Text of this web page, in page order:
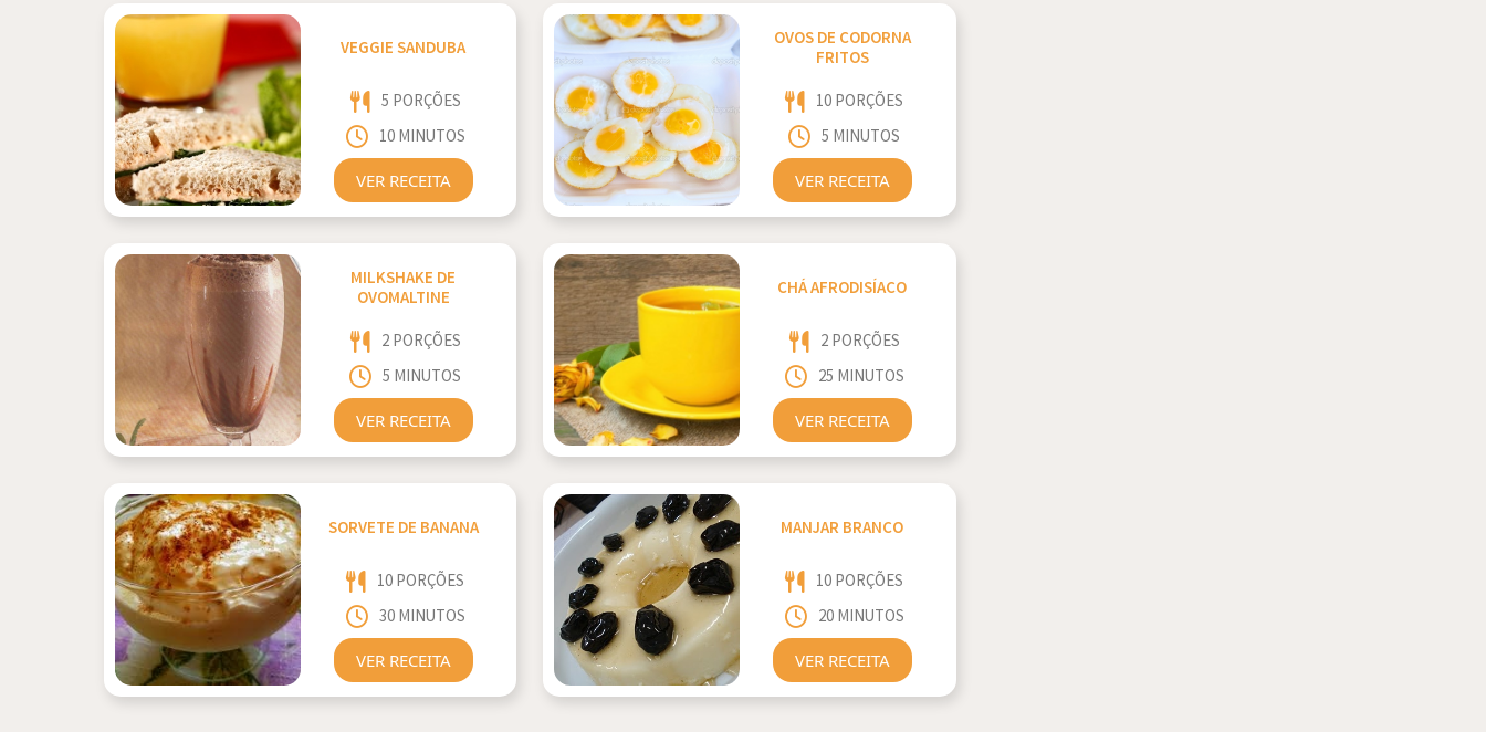
VEGGIE SANDUBA
5 PORÇÕES
10 MINUTOS
VER RECEITA
OVOS DE CODORNA
FRITOS
10 PORÇÕES
5 MINUTOS
VER RECEITA
MILKSHAKE DE
OVOMALTINE
2 PORÇÕES
5 MINUTOS
VER RECEITA
CHÁ AFRODISÍACO
2 PORÇÕES
25 MINUTOS
VER RECEITA
SORVETE DE BANANA
10 PORÇÕES
30 MINUTOS
VER RECEITA
MANJAR BRANCO
10 PORÇÕES
20 MINUTOS
VER RECEITA